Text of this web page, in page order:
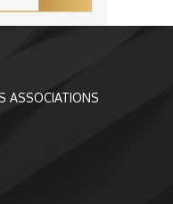
ASSOCIATIONS